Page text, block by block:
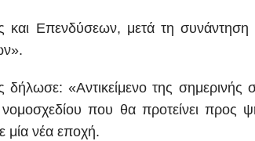
Επενδύσεων, μετά τη συνάντηση
«Αντικείμενο της σημερινής
που θα προτείνει προς
μία νέα εποχή.